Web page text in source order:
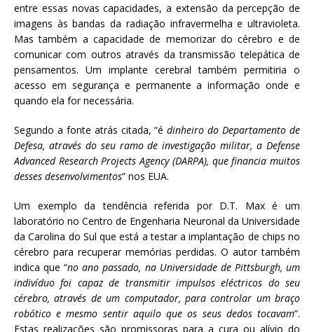
entre essas novas capacidades, a extensão da percepção de
imagens às bandas da radiação infravermelha e ultravioleta.
Mas também a capacidade de memorizar do cérebro e de
comunicar com outros através da transmissão telepática de
pensamentos. Um implante cerebral também permitiria o
acesso em segurança e permanente a informação onde e
quando ela for necessária.
Segundo a fonte atrás citada, “édinheiro do Departamento de
Defesa, através do seu ramo de investigação militar, a Defense
Advanced Research Projects Agency (DARPA), que financia muitos
desses desenvolvimentos” nos EUA.
Um exemplo da tendência referida por D.T. Max é um
laboratório no Centro de Engenharia Neuronal da Universidade
da Carolina do Sul que está a testar a implantação de chips no
cérebro para recuperar memórias perdidas. O autor também
indica que “no ano passado, na Universidade de Pittsburgh, um
indivíduo foi capaz de transmitir impulsos eléctricos do seu
cérebro, através de um computador, para controlar um braço
robótico e mesmo sentir aquilo que os seus dedos tocavam”.
Estas realizações são promissoras para a cura ou alívio do